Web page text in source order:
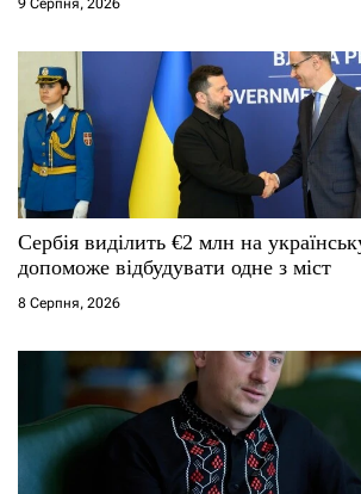
в
9 Серпня, 2026
Сербія виділить €2 млн на
допоможе відбудувати одне з міст
8 Серпня, 2026